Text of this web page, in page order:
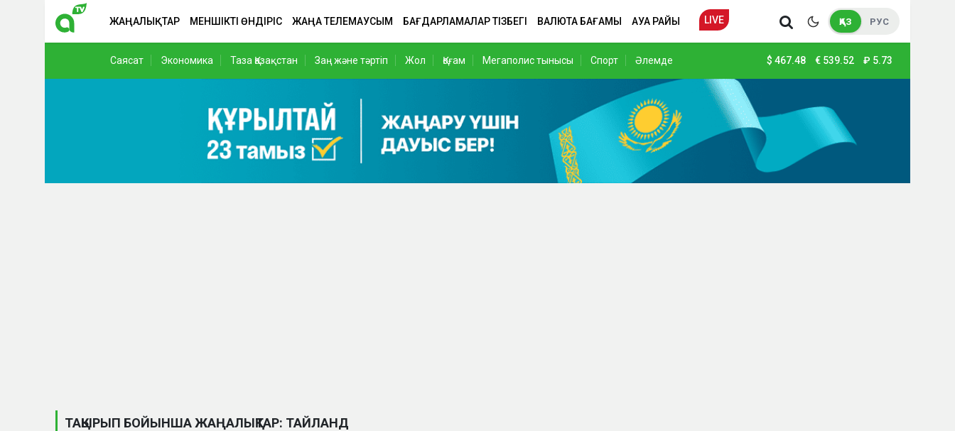
ЖАҢАЛЫҚТАР МЕНШІКТІ ӨНДІРІС ЖАҢА ТЕЛЕМАУСЫМ БАҒДАРЛАМАЛАР ТІЗБЕГІ ВАЛЮТА БАҒАМЫ АУА РАЙЫ LIVE ҚАЗ РУС
Саясат Экономика Таза Қазақстан Заң және тәртіп Жол Қоғам Мегаполис тынысы Спорт Әлемде $ 467.48 € 539.52 ₽ 5.73
ТАҚЫРЫП БОЙЫНША ЖАҢАЛЫҚТАР: ТАЙЛАНД